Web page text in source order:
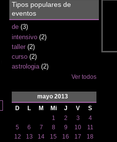
Tipos populares de
eventos
de(3)
intensivo(2)
taller(2)
curso(2)
astrologia(2)
Ver todos
mayo 2013
D
L M Mi J V
S
1
2 3
4
5
6 7 8 9 10
11
12
13 14 15 16 17
18